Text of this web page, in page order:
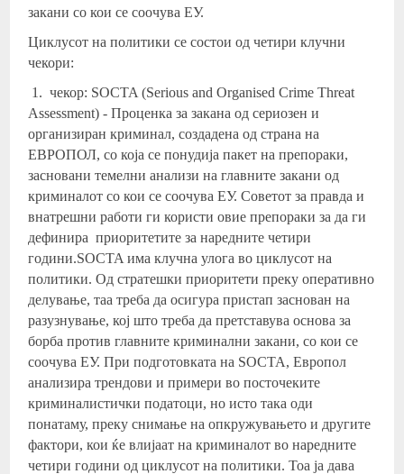
закани со кои се соочува ЕУ.
Циклусот на политики се состои од четири клучни
чекори:
1. чекор: SOCTA (Serious and Organised Crime Threat
Assessment) - Проценка за закана од сериозен и
организиран криминал, создадена од страна на
ЕВРОПОЛ, со која се понудија пакет на препораки,
засновани темелни анализи на главните закани од
криминалот со кои се соочува ЕУ. Советот за правда и
внатрешни работи ги користи овие препораки за да ги
дефинира приоритетите за наредните четири
години.SOCTA има клучна улога во циклусот на
политики. Од стратешки приоритети преку оперативно
делување, таа треба да осигура пристап заснован на
разузнување, кој што треба да претставува основа за
борба против главните криминални закани, со кои се
соочува ЕУ. При подготовката на SOCTA, Европол
анализира трендови и примери во посточеките
криминалистички податоци, но исто така оди
понатаму, преку снимање на опкружувањето и другите
фактори, кои ќе влијаат на криминалот во наредните
четири години од циклусот на политики. Тоа ја дава